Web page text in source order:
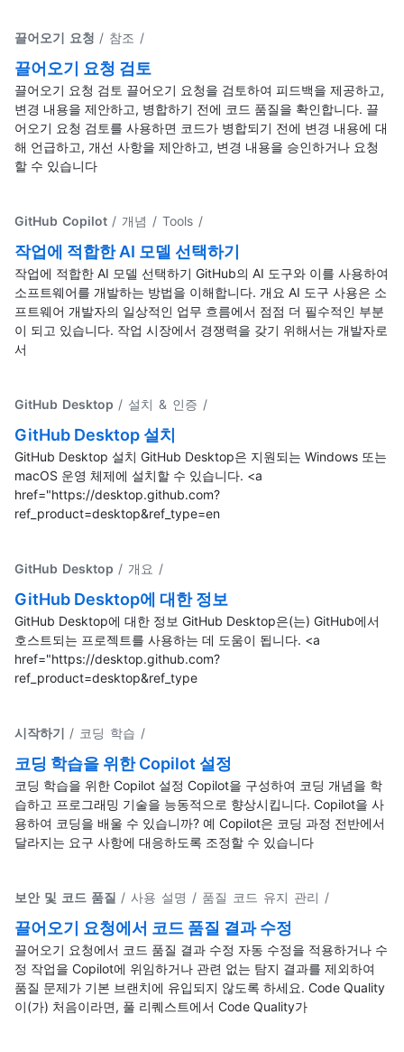
끌어오기 요청 / 참조 /
끌어오기 요청 검토
끌어오기 요청 검토 끌어오기 요청을 검토하여 피드백을 제공하고,
변경 내용을 제안하고, 병합하기 전에 코드 품질을 확인합니다. 끌
어오기 요청 검토를 사용하면 코드가 병합되기 전에 변경 내용에 대
해 언급하고, 개선 사항을 제안하고, 변경 내용을 승인하거나 요청
할 수 있습니다
GitHub Copilot / 개념 / Tools /
작업에 적합한 AI 모델 선택하기
작업에 적합한 AI 모델 선택하기 GitHub의 AI 도구와 이를 사용하여
소프트웨어를 개발하는 방법을 이해합니다. 개요 AI 도구 사용은 소
프트웨어 개발자의 일상적인 업무 흐름에서 점점 더 필수적인 부분
이 되고 있습니다. 작업 시장에서 경쟁력을 갖기 위해서는 개발자로
서
GitHub Desktop / 설치 & 인증 /
GitHub Desktop 설치
GitHub Desktop 설치 GitHub Desktop은 지원되는 Windows 또는
macOS 운영 체제에 설치할 수 있습니다. <a
href="https://desktop.github.com?
ref_product=desktop&ref_type=en
GitHub Desktop / 개요 /
GitHub Desktop에 대한 정보
GitHub Desktop에 대한 정보 GitHub Desktop은(는) GitHub에서
호스트되는 프로젝트를 사용하는 데 도움이 됩니다. <a
href="https://desktop.github.com?
ref_product=desktop&ref_type
시작하기 / 코딩 학습 /
코딩 학습을 위한 Copilot 설정
코딩 학습을 위한 Copilot 설정 Copilot을 구성하여 코딩 개념을 학
습하고 프로그래밍 기술을 능동적으로 향상시킵니다. Copilot을 사
용하여 코딩을 배울 수 있습니까? 예 Copilot은 코딩 과정 전반에서
달라지는 요구 사항에 대응하도록 조정할 수 있습니다
보안 및 코드 품질 / 사용 설명 / 품질 코드 유지 관리 /
끌어오기 요청에서 코드 품질 결과 수정
끌어오기 요청에서 코드 품질 결과 수정 자동 수정을 적용하거나 수
정 작업을 Copilot에 위임하거나 관련 없는 탐지 결과를 제외하여
품질 문제가 기본 브랜치에 유입되지 않도록 하세요. Code Quality
이(가) 처음이라면, 풀 리퀘스트에서 Code Quality가